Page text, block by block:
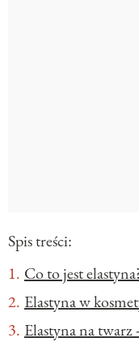
Spis treści:
Co to jest
Elastyna w
Elastyna na twarz